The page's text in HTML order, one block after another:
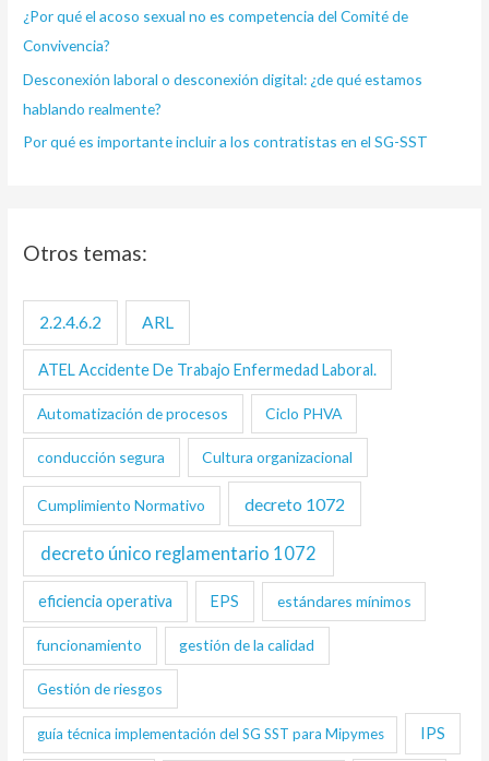
r
:
¿Por qué el acoso sexual no es competencia del Comité de
Convivencia?
Desconexión laboral o desconexión digital: ¿de qué estamos
hablando realmente?
Por qué es importante incluir a los contratistas en el SG-SST
Otros temas:
2.2.4.6.2 ARL
ATEL Accidente De Trabajo Enfermedad Laboral.
Automatización de procesos Ciclo PHVA
conducción segura Cultura organizacional
Cumplimiento Normativo decreto 1072
decreto único reglamentario 1072
eficiencia operativa EPS estándares mínimos
funcionamiento gestión de la calidad
Gestión de riesgos
guía técnica implementación del SG SST para Mipymes IPS